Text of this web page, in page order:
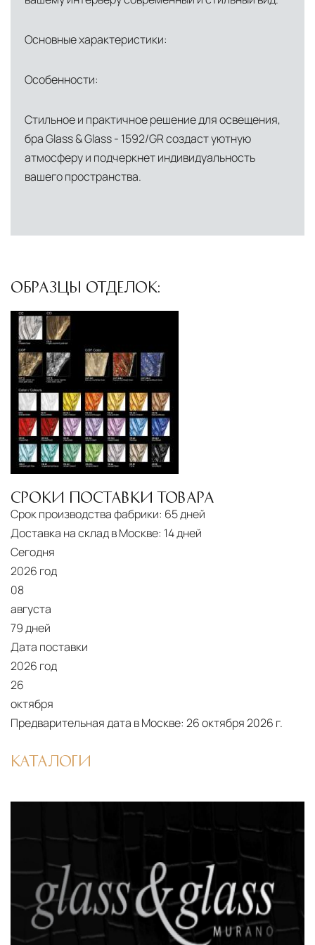
центров
логистическими узлами в ключевых
Дубай, ОАЭ— региональный центр для
Ближнего Востока и Азии
Кипр— распределительная база для
Лондон, Великобритания—
США — центр доставки для
североамериканского сегмента
Другие страны Европы
сеть партнёрских складов
Условия доставки по Москве и Московской
области
Для клиентов Москвы и МО предусмотрены
следующие услуги:
Доставка до адреса— транспортировка
месту назначения с соблюдением сроков
Профессиональная выгрузка
квалифицированные грузчики
осуществляют разгрузку с применением
Подъём на этажи
дверных блоков в квартиры и офисы с
использованием лифтов или монтажных
средств
Распаковка и расстановка
распаковывают товар и устанавливают его в
Вывоз упаковочного материала
Гарантийная проверка
предмет повреждений и дефектов при
Сроки доставкиСтандартная доставка по
Москве осуществляется в течение 3-5 рабочих
дней. Для Московской области сроки зависят
Основные характеристики:
Особенности:
Стильное и практичное решение для освещения,
бра Glass & Glass - 1592/GR создаст уютную
атмосферу и подчеркнет индивидуальность
вашего пространства.
ОБРАЗЦЫ ОТДЕЛОК:
СРОКИ ПОСТАВКИ ТОВАРА
Срок производства фабрики: 65 дней
Доставка на склад в Москве: 14 дней
Сегодня
2026 год
08
августа
79 дней
Дата поставки
2026 год
26
октября
Предварительная дата в Москве: 26 октября 2026 г.
КАТАЛОГИ